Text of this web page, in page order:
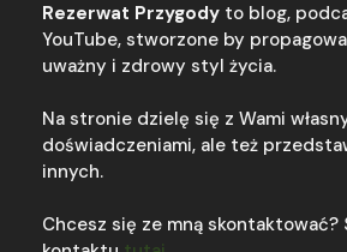
Rezerwat Przygody to blog,
YouTube, stworzone by
uważny i zdrowy styl życia.
Na stronie dzielę się z Wami
doświadczeniami, ale też
innych.
Chcesz się ze mną skontaktować?